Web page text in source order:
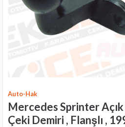
Auto-Hak
Mercedes Sprinter
Çeki Demiri , Flanşlı ,